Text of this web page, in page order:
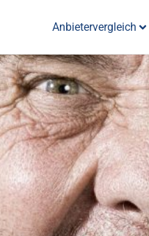
Anbietervergleich